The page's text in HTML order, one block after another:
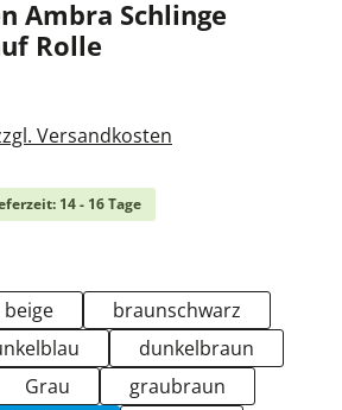
Ambra Schlinge
Rolle
Versandkosten
14 - 16 Tage
beige
braunschwarz
dunkelbraun
Grau
graubraun